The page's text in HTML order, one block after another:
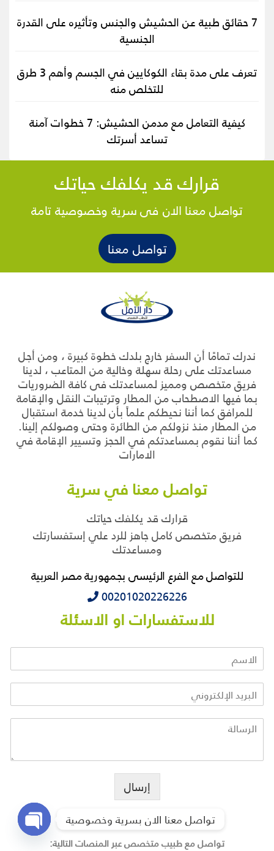
7 حقائق طبية عن الحشيش والجنس وتأثيره على القدرة
الجنسية
تعرف على مدة بقاء الكوكايين في الجسم وأهم 3 طرق
للتخلص منه
كيفية التعامل مع مدمن الحشيش: 7 خطوات آمنة
تساعد أسرتك
قرارك قد يكلفك حياتك
تواصل معنا الان فى سرية وخصوصية تامة
تواصل معنا
ندرك تمامًا أن السفر خارج بلدك خطوة كبيرة ، ومن أجل
مساعدتك على رحلة سهلة وخالية من المتاعب ، لدينا
فريق متخصص ومميز لمساعدتك فى كافة الضروريات
بما فيها الاصطحاب من المطار وترتيبات النقل والإقامة
للمرافق كما أننا نحيطكم علماً بأن لدينا خدمة استقبال
من المطار منذ نزولكم من الطائرة وحتى وصولكم إلينا.
كما أننا نقوم بمساعدتكم في الحجز وتسيير الإقامة في
الامارات
تواصل معنا في سرية
قرارك قد يكلفك حياتك
فريق متخصص كامل جاهز للرد علي إستفسارتك
ومساعدتك
للتواصل مع الفرع الرئيسى بجمهورية مصر العربية
‭‭‭00201020226226
للاستفسارات او الاسئلة
إرسال
تحدث مع متخصص
تواصل مع طبيب متخصص عبر المنصات التالية:
تواصل معنا الان بسرية وخصوصية